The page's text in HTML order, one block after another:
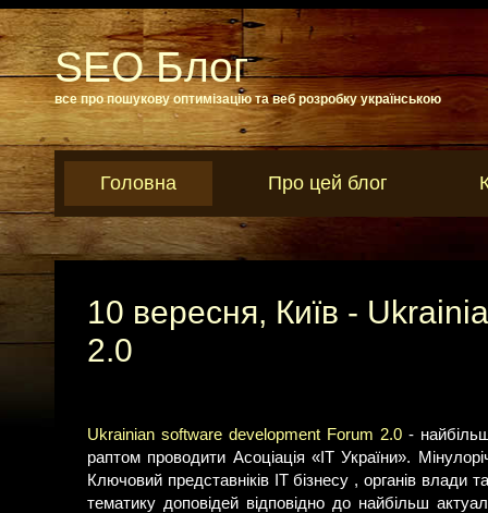
SEO Блог
все про пошукову оптимізацію та веб розробку українською
Головна Про цей блог
10 вересня, Київ -
2.0
Ukrainian software development Forum 2.0 -
раптом проводити Асоціація «ІТ України».
Ключовий представніків ІТ бізнесу , органів влади
тематику доповідей відповідно до найбільш